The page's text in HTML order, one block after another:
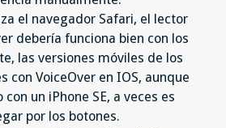
el navegador Safari, el lector
debería funciona bien con los
las versiones móviles de los
con VoiceOver en IOS, aunque
un iPhone SE, a veces es
por los botones.